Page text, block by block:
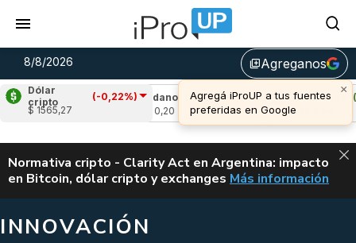
8/8/2026 library_addAgreganos
×
Agregá iProUP a tus fuentes
preferidas en Google
Dólar
cripto
(-0,22%)
$ 1565,27
Cardano
(1,01%)
Avalanche
u$s 6,54
ALERTA
Normativa cripto - Clarity Act en Argentina: impacto
en Bitcoin, dólar cripto y exchanges CLARITY ACT EN
Más información
INNOVACIÓN